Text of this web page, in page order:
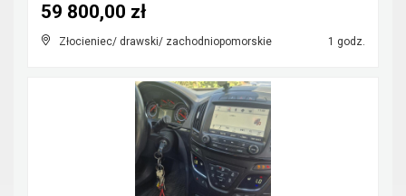
Złocieniec/ drawski/ zachodniopomorskie 1 godz.
59 800,00 zł